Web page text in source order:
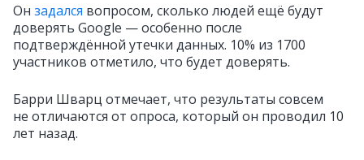
Он задался вопросом, сколько людей ещё будут
доверять Google — особенно после
подтверждённой утечки данных. 10% из 1700
участников отметило, что будет доверять.
Барри Шварц отмечает, что результаты совсем
не отличаются от опроса, который он проводил 10
лет назад.